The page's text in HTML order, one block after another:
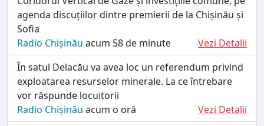
agenda discuțiilor dintre premierii de la Chișinău și
Sofia
Radio Chișinău acum 58 de minute
Vezi Detalii
În satul Delacău va avea loc un referendum privind
exploatarea resurselor minerale. La ce întrebare
vor răspunde locuitorii
Radio Chișinău acum o oră
Vezi Detalii